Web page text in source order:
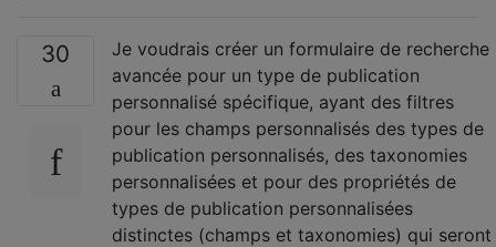
30
Je voudrais créer un formulaire de recherche
avancée pour un type de publication
personnalisé spécifique, ayant des filtres
pour les champs personnalisés des types de
publication personnalisés, des taxonomies
personnalisées et pour des propriétés de
types de publication personnalisées
distinctes (champs et taxonomies) qui seront